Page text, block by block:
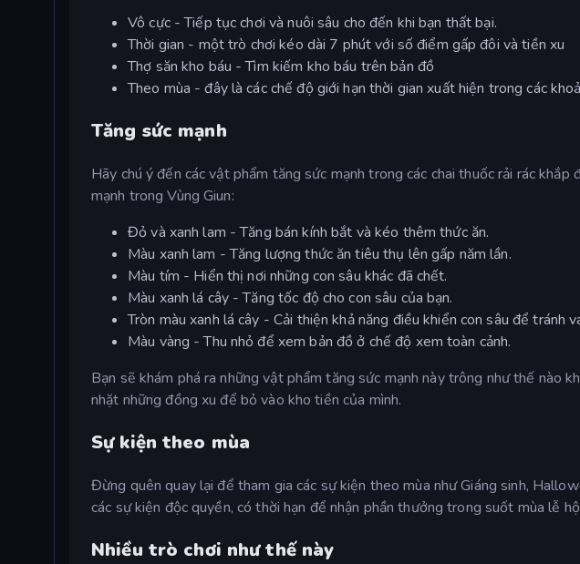
Vô cực - Tiếp tục chơi và nuôi sâu cho đến khi bạn thất bại.
Thời gian - một trò chơi kéo dài 7 phút với số điểm gấp đôi và tiền xu
Thợ săn kho báu - Tìm kiếm kho báu trên bản đồ
Theo mùa - đây là các chế độ giới hạn thời gian xuất hiện trong các
Tăng sức mạnh
Hãy chú ý đến các vật phẩm tăng sức mạnh trong các chai thuốc rải rác
mạnh trong Vùng Giun:
Đỏ và xanh lam - Tăng bán kính bắt và kéo thêm thức ăn.
Màu xanh lam - Tăng lượng thức ăn tiêu thụ lên gấp năm lần.
Màu tím - Hiển thị nơi những con sâu khác đã chết.
Màu xanh lá cây - Tăng tốc độ cho con sâu của bạn.
Tròn màu xanh lá cây - Cải thiện khả năng điều khiển con sâu để tránh
Màu vàng - Thu nhỏ để xem bản đồ ở chế độ xem toàn cảnh.
Bạn sẽ khám phá ra những vật phẩm tăng sức mạnh này trông như thế nào
nhặt những đồng xu để bỏ vào kho tiền của mình.
Sự kiện theo mùa
Đừng quên quay lại để tham gia các sự kiện theo mùa như Giáng sinh,
các sự kiện độc quyền, có thời hạn để nhận phần thưởng trong suốt mùa lễ
Nhiều trò chơi như thế này